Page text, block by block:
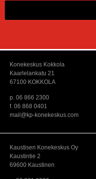
Konekeskus Kokkola
Kaarlelankatu 21
67100 KOKKOLA
p. 06 866 2300
f. 06 868 0401
mail@kp-konekeskus.com
Kaustisen Konekeskus Oy
Kaustintie 2
69600 Kaustinen